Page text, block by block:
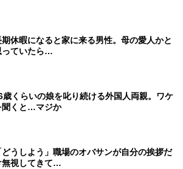
期休暇になると家に来る男性。母の愛人かと
っていたら…
歳くらいの娘を叱り続ける外国人両親。ワケ
聞くと…マジか
どうしよう」職場のオバサンが自分の挨拶だ
無視してきて…